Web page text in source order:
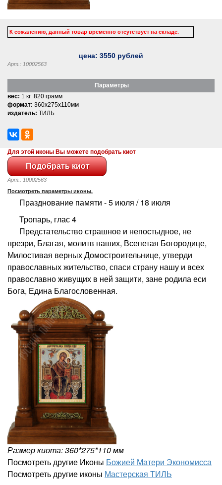
К сожалению, данный товар временно отсутствует на складе.
цена: 3550 рублей
Арт.: 10002563
Параметры
вес: 1 кг 820 грамм
формат: 360x275x110мм
издатель: ТИЛЬ
Для этой иконы Вы можете подобрать киот
Арт.: 10002563
Посмотреть параметры иконы.
Празднование памяти - 5 июля / 18 июля
Тропарь, глас 4
Предстательство страшное и непостыдное, не
презри, Благая, молитв наших, Всепетая Богородице,
Милостивая верных Домостроительнице, утверди
православных жительство, спаси страну нашу и всех
православно живущих в ней защити, зане родила еси
Бога, Едина Благословенная.
Размер киота: 360*275*110 мм
Посмотреть другие Иконы Божией Матери Экономисса
Посмотреть другие иконы Мастерская ТИЛЬ